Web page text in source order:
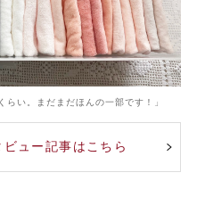
らい。まだまだほんの一部です！」
ュー記事はこちら